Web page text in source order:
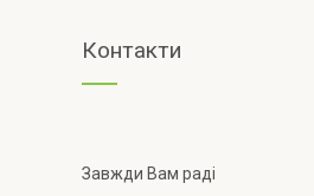
Контакти
Завжди Вам раді